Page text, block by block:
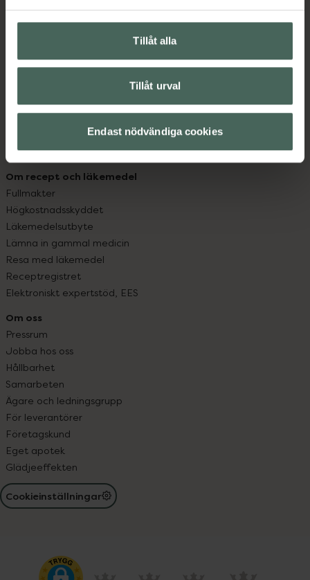
Tillåt alla
Tillåt urval
Endast nödvändiga cookies
Handla tryggt
Leverans, betalning och retur
Kundklubb
Sajtens tillgänglighet
Köpvillkor
Om recept och läkemedel
Fullmakter
Högkostnadsskyddet
Läkemedelsutbyte
Lämna in gammal medicin
Resa med läkemedel
Receptregistret
Elektroniskt expertstöd, EES
Om oss
Pressrum
Jobba hos oss
Hållbarhet
Samarbeten
Ägare och ledningsgrupp
För leverantörer
Företagskund
Eget apotek
Glädjeeffekten
Cookieinställningar